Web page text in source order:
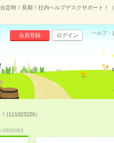
定時！長期！社内ヘルプデスクサポート！
会員登録 ログイン ヘルプ・
(111023226）
0502083